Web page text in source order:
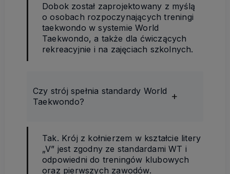
Dobok został zaprojektowany z myślą
o osobach rozpoczynających treningi
taekwondo w systemie World
Taekwondo, a także dla ćwiczących
rekreacyjnie i na zajęciach szkolnych.
Czy strój spełnia standardy World
Taekwondo?
Tak. Krój z kołnierzem w kształcie litery
„V” jest zgodny ze standardami WT i
odpowiedni do treningów klubowych
oraz pierwszych zawodów.